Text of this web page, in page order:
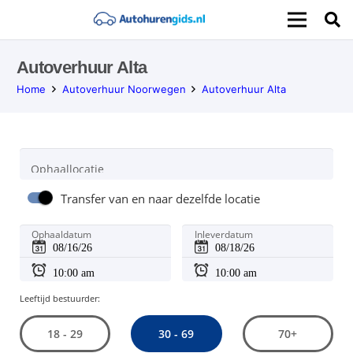
Autoverhuur Alta
Home Autoverhuur Noorwegen Autoverhuur Alta
Ophaallocatie
Transfer van en naar dezelfde locatie
Ophaaldatum Inleverdatum
Leeftijd bestuurder:
18 - 29 30 - 69 70+